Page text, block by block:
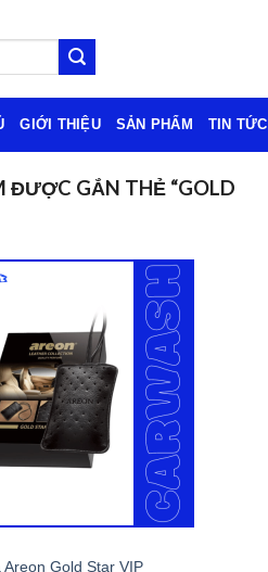
GIỚI THIỆU SẢN PHẨM TIN TỨC
ĐƯỢC GẮN THẺ “GOLD
Gold Star VIP